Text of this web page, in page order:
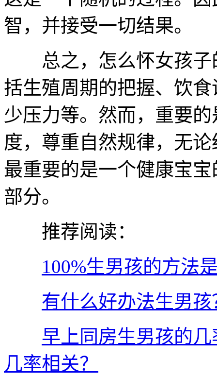
智，并接受一切结果。
总之，怎么怀女孩子
括生殖周期的把握、饮
少压力等。然而，重要
度，尊重自然规律，无
最重要的是一个健康宝
部分。
推荐阅读：
100%生男孩的方法
有什么好办法生男
早上同房生男孩的
几率相关？